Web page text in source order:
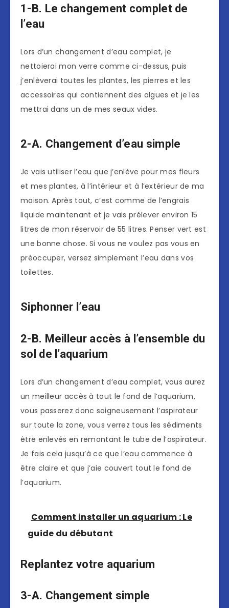
1-B. Le changement complet de
l’eau
Lors d’un changement d’eau complet, je
nettoierai mon verre comme ci-dessus, puis
j’enlèverai toutes les plantes, les pierres et les
accessoires qui contiennent des algues et je les
mettrai dans un de mes seaux vides.
2-A. Changement d’eau simple
Je vais utiliser l’eau que j’enlève pour mes fleurs
et mes plantes, à l’intérieur et à l’extérieur de ma
maison. Après tout, c’est comme de l’engrais
liquide maintenant et je vais prélever environ 15
litres de mon réservoir de 55 litres. Penser vert est
une bonne chose. Si vous ne voulez pas vous en
préoccuper, versez simplement l’eau dans vos
toilettes.
Siphonner l’eau
2-B. Meilleur accès à l’ensemble du
sol de l’aquarium
Lors d’un changement d’eau complet, vous aurez
un meilleur accès à tout le fond de l’aquarium,
vous passerez donc soigneusement l’aspirateur
sur toute la zone, vous verrez tous les sédiments
être enlevés en remontant le tube de l’aspirateur.
Je fais cela jusqu’à ce que l’eau commence à
être claire et que j’aie couvert tout le fond de
l’aquarium.
Comment installer un aquarium : Le
guide du débutant
Replantez votre aquarium
3-A. Changement simple